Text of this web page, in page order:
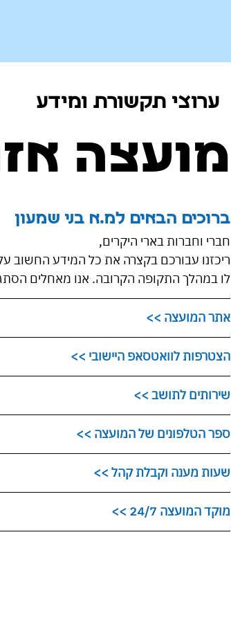
ערוצי תקשורת ומידע
מועצה
ברוכים הבאים למ.א בני שמעון
חברי וחברות בארי היקרים,
ריכזנו עבורכם בקצרה את כל המידע החשוב
לו במהלך התקופה הקרובה. אנו מאחלים
אתר המועצה >>
הצטרפות לוואטסאפ היישובי >>
שירותים לתושב >>
ספר הטלפונים של המועצה >>
שעות מענה וקבלת קהל >>
מוקד המועצה 24/7 >>